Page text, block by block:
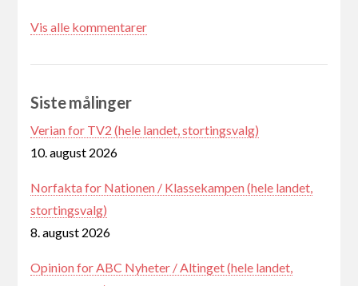
Vis alle kommentarer
Siste målinger
Verian for TV2 (hele landet, stortingsvalg)
10. august 2026
Norfakta for Nationen / Klassekampen (hele landet,
stortingsvalg)
8. august 2026
Opinion for ABC Nyheter / Altinget (hele landet,